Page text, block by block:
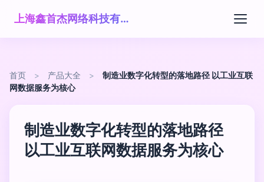
上海鑫首杰网络科技有限公司
首页 > 产品大全 >
制造业数字化转型的落地路径 以工业互联
网数据服务为核心
制造业数字化转型的落地路径
以工业互联网数据服务为核心